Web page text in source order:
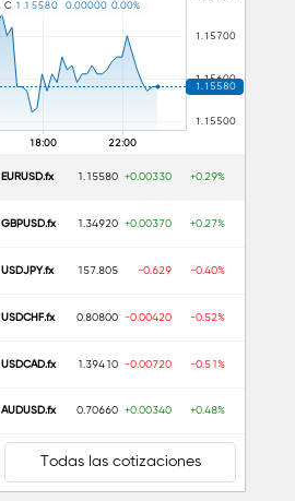
C 1 .1 5580 0.00000 0.00%
EURUSD.fx 1.15580 +0.00330 +0.29%
GBPUSD.fx 1.34920 +0.00370 +0.27%
USDJPY.fx 157.805 -0.629 -0.40%
USDCHF.fx 0.80800 -0.00420 -0.52%
USDCAD.fx 1.39410 -0.00720 -0.51%
AUDUSD.fx 0.70660 +0.00340 +0.48%
Todas las cotizaciones